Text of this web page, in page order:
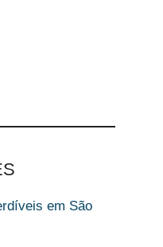
em São